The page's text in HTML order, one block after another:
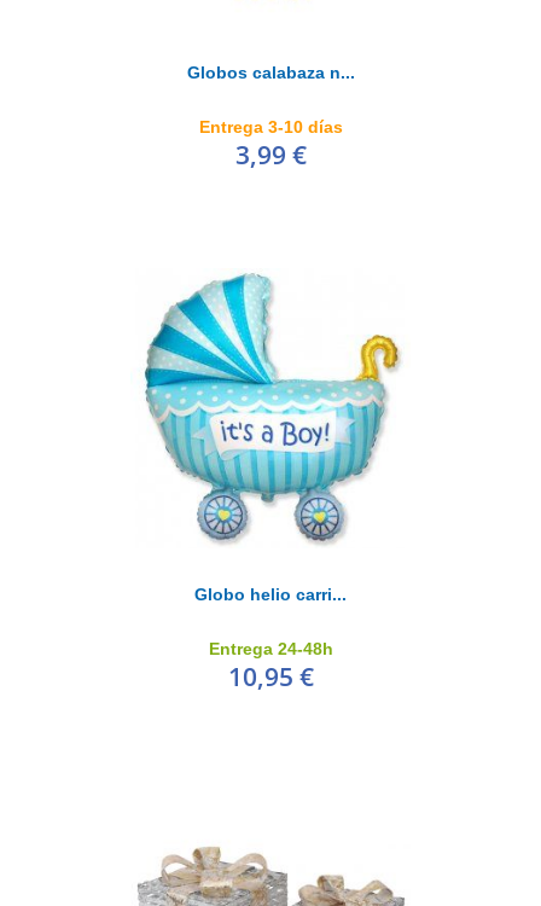
Globos calabaza n...
Entrega 3-10 días
3,99 €
Globo helio carri...
Entrega 24-48h
10,95 €